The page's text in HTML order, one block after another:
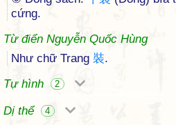
cứng.
Từ điển Nguyễn Quốc Hùng
Như chữ Trang 裝.
Tự hình
2
Dị thể 4